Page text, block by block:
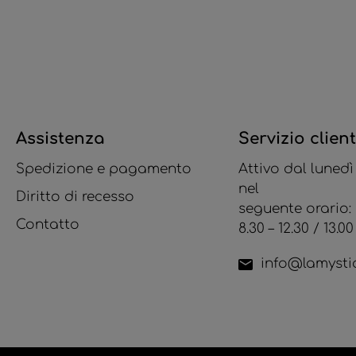
Assistenza
Spedizione e pagamento
Diritto di recesso
Contatto
Servizio
Attivo dal lunedì
nel
seguente orario:
8.30 – 12.30 / 13.00